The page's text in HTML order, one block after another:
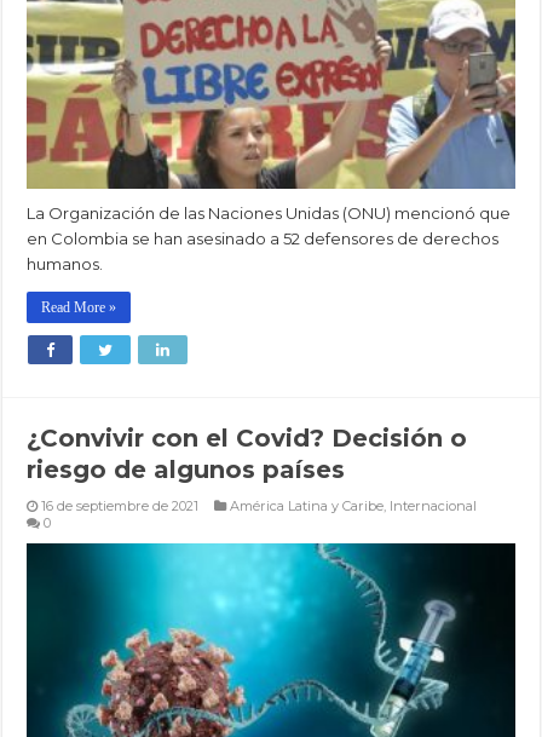
La Organización de las Naciones Unidas (ONU) mencionó que
en Colombia se han asesinado a 52 defensores de derechos
humanos.
Read More »
¿Convivir con el Covid? Decisión o
riesgo de algunos países
16 de septiembre de 2021 América Latina y Caribe, Internacional
0